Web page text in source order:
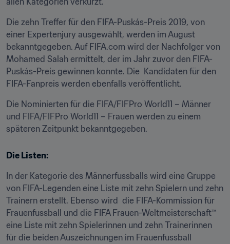
Die zehn Treffer für den FIFA-Puskás-Preis 2019, von
einer Expertenjury ausgewählt, werden im August
bekanntgegeben. Auf FIFA.com wird der Nachfolger von
Mohamed Salah ermittelt, der im Jahr zuvor den FIFA-
Puskás-Preis gewinnen konnte. Die  Kandidaten für den
FIFA-Fanpreis werden ebenfalls veröffentlicht.
Die Nominierten für die FIFA/FIFPro World11 – Männer
und FIFA/FIFPro World11 – Frauen werden zu einem
späteren Zeitpunkt bekanntgegeben.
Die Listen:
In der Kategorie des Männerfussballs wird eine Gruppe
von FIFA-Legenden eine Liste mit zehn Spielern und zehn
Trainern erstellt. Ebenso wird  die FIFA-Kommission für
Frauenfussball und die FIFA Frauen-Weltmeisterschaft™
eine Liste mit zehn Spielerinnen und zehn Trainerinnen
für die beiden Auszeichnungen im Frauenfussball